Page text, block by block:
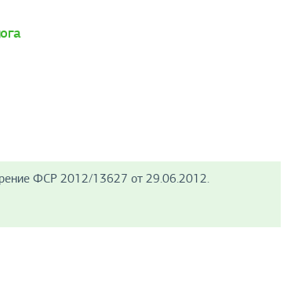
ФСР 2012/13627 от 29.06.2012.